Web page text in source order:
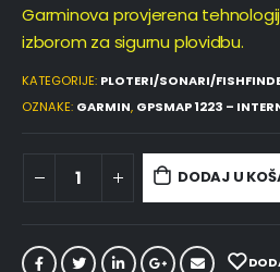
Garminova provjerena
izborom za sigurnu plovidbu.
KATEGORIJE: PLOTERI/SONARI/
OZNAKE: GARMIN, GPSMAP 1223 –
DODAJ U